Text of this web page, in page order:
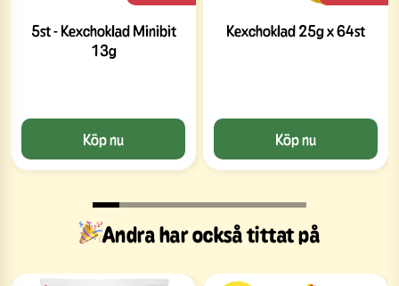
5st - Kexchoklad Minibit
13g
Köp nu
Kexchoklad 25g x 64st
Köp nu
Andra har också tittat på